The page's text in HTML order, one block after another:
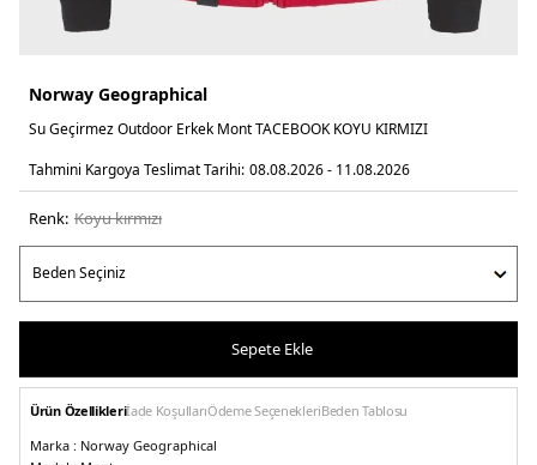
Norway Geographical
Su Geçirmez Outdoor Erkek Mont TACEBOOK KOYU KIRMIZI
Tahmini Kargoya Teslimat Tarihi: 08.08.2026 - 11.08.2026
Renk: koyu kirmizi
Sepete Ekle
Ürün Özellikleriİade KoşullarıÖdeme SeçenekleriBeden Tablosu
Marka : Norway Geographical